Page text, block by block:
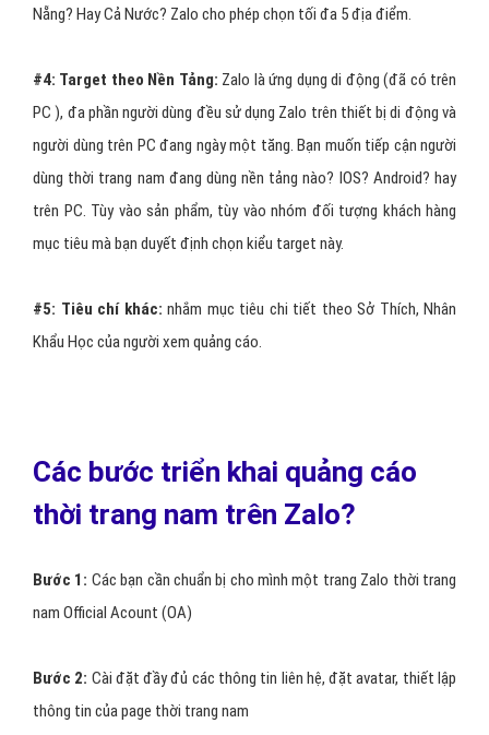
Nẵng? Hay Cả Nước? Zalo cho phép chọn tối đa 5 địa điểm.
#4: Target theo Nền Tảng: Zalo là ứng dụng di động (đã có trên
PC ), đa phần người dùng đều sử dụng Zalo trên thiết bị di động và
người dùng trên PC đang ngày một tăng. Bạn muốn tiếp cận người
dùng thời trang nam đang dùng nền tảng nào? IOS? Android? hay
trên PC. Tùy vào sản phẩm, tùy vào nhóm đối tượng khách hàng
mục tiêu mà bạn duyết định chọn kiểu target này.
#5: Tiêu chí khác: nhắm mục tiêu chi tiết theo Sở Thích, Nhân
Khẩu Học của người xem quảng cáo.
Các bước triển khai quảng cáo
thời trang nam trên Zalo?
Bước 1: Các bạn cần chuẩn bị cho mình một trang Zalo thời trang
nam Official Acount (OA)
Bước 2: Cài đặt đầy đủ các thông tin liên hệ, đặt avatar, thiết lập
thông tin của page thời trang nam